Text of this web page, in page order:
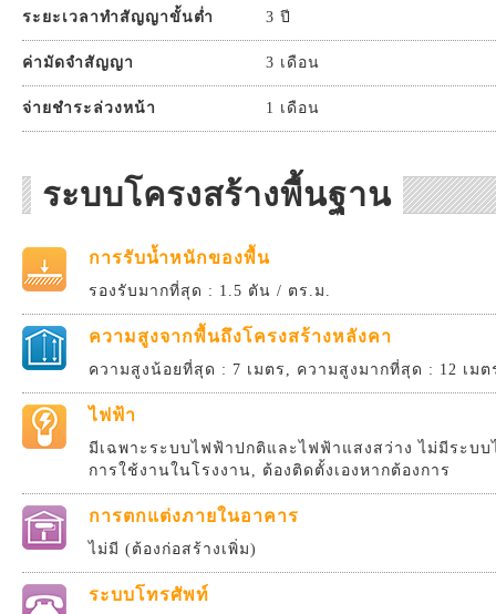
ระยะเวลาทำสัญญาขั้นต่ำ 3 ปี
ค่ามัดจำสัญญา 3 เดือน
จ่ายชำระล่วงหน้า 1 เดือน
ระบบโครงสร้างพื้นฐาน
การรับน้ำหนักของพื้น
รองรับมากที่สุด : 1.5 ตัน / ตร.ม.
ความสูงจากพื้นถึงโครงสร้างหลังคา
ความสูงน้อยที่สุด : 7 เมตร, ความสูงมากที่สุด : 12 เมต
ไฟฟ้า
มีเฉพาะระบบไฟฟ้าปกติและไฟฟ้าแสงสว่าง ไม่มีระบ
การใช้งานในโรงงาน, ต้องติดตั้งเองหากต้องการ
การตกแต่งภายในอาคาร
ไม่มี (ต้องก่อสร้างเพิ่ม)
ระบบโทรศัพท์